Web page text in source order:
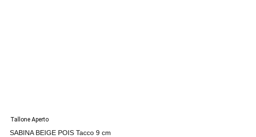
Tallone Aperto
SABINA BEIGE POIS Tacco 9 cm